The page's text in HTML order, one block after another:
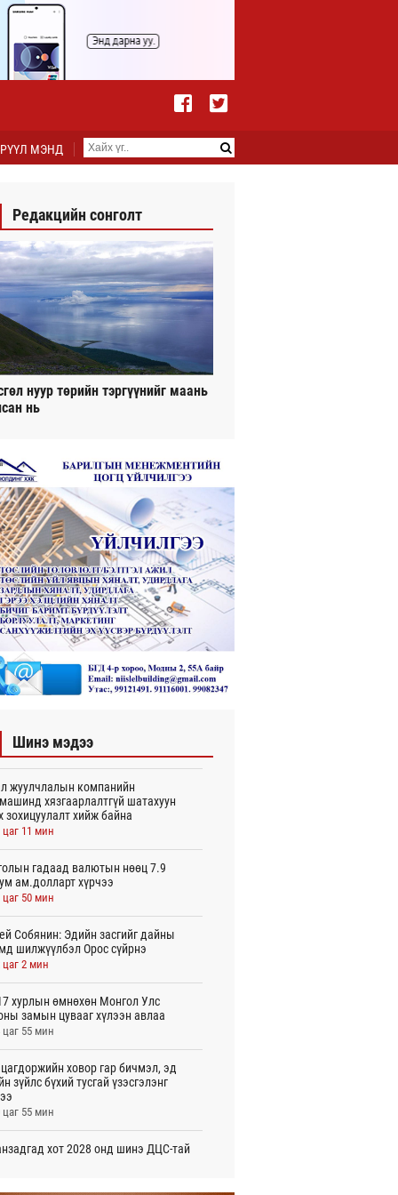
МЭНД
Редакцийн сонголт
нуур төрийн тэргүүнийг маань
нь
Шинэ мэдээ
жуулчлалын компанийн
хязгаарлалтгүй шатахуун
зохицуулалт хийж байна
цаг 11 мин
гадаад валютын нөөц 7.9
ам.долларт хүрчээ
цаг 50 мин
Собянин: Эдийн засгийг дайны
шилжүүлбэл Орос сүйрнэ
цаг 2 мин
хурлын өмнөхөн Монгол Улс
замын цувааг хүлээн авлаа
цаг 55 мин
ховор гар бичмэл, эд
зүйлс бүхий тусгай үзэсгэлэнг
цаг 55 мин
хот 2028 онд шинэ ДЦС-тай